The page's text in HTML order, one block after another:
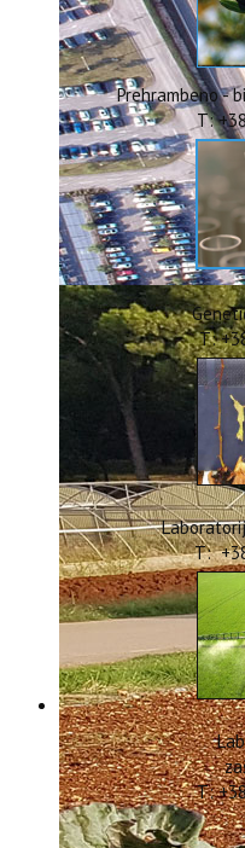
ERASMUS+
HyPro4ST
DIGIAGRI
GreenTea
CIRCOLIVE
Prehrambeno -
T:
T:
T:
T: